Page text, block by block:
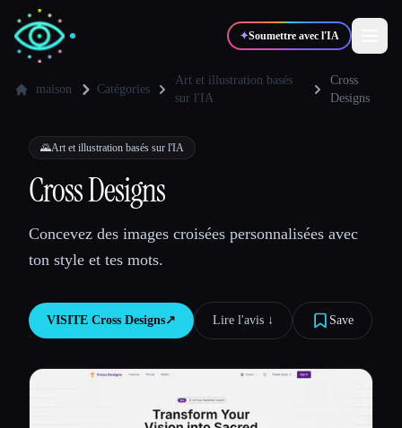
✦Soumettre avec l'IA
💻Développeurs
🎓Étudiants
maison Catégories
Art et illustration basés
sur l'IA
Cross
Designs
🌄Art et illustration basés sur l'IA
Cross Designs
Concevez des images croisées personnalisées avec
ton style et tes mots.
VISITE Cross Designs↗︎ Lire l'avis ↓︎ Save